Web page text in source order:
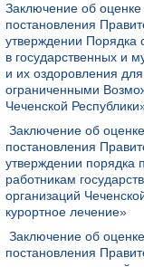
Заключение об оценке
постановления
утверждении Порядка
в государственных и
и их оздоровления
ограниченными
Чеченской
Заключение об
постановления
утверждении порядка
работникам
организаций
курортное лечение»
Заключение об
постановления